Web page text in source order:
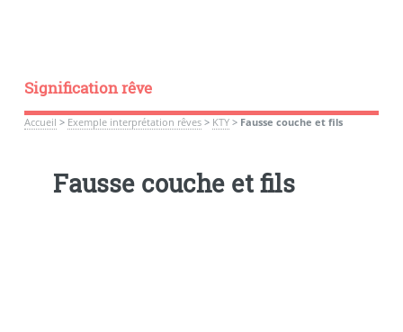
Signification rêve
Accueil > Exemple interprétation rêves> KTY> Fausse couche et fils
Fausse couche et fils